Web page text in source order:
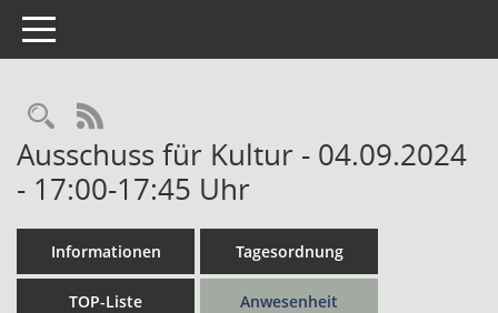
Toggle navigation
Rechercheauswahl
RSS-Feed
Ausschuss für Kultur - 04.09.2024
- 17:00-17:45 Uhr
Informationen Tagesordnung
TOP-Liste Anwesenheit